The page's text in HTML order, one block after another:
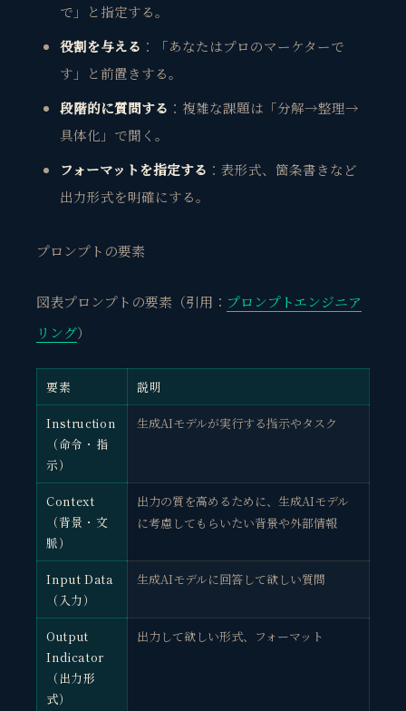
で」と指定する。
役割を与える ：「あなたはプロのマーケターで
す」と前置きする。
段階的に質問する ：複雑な課題は「分解→整理→
具体化」で聞く。
フォーマットを指定する ：表形式、箇条書きなど
出力形式を明確にする。
プロンプトの要素
図表プロンプトの要素（引用： プロンプトエンジニア
リング）
要素 説明
Instruction
（命令・指
示）
生成AIモデルが実行する指示やタスク
Context
（背景・文
脈）
出力の質を高めるために、生成AIモデル
に考慮してもらいたい背景や外部情報
Input Data
（入力）
生成AIモデルに回答して欲しい質問
Output
Indicator
（出力形
式）
出力して欲しい形式、フォーマット